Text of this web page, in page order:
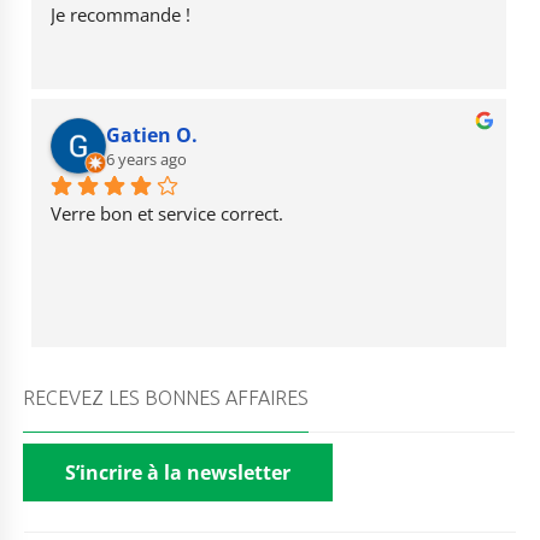
Je recommande !
Gatien O.
6 years ago
Verre bon et service correct.
RECEVEZ LES BONNES AFFAIRES
S’incrire à la newsletter